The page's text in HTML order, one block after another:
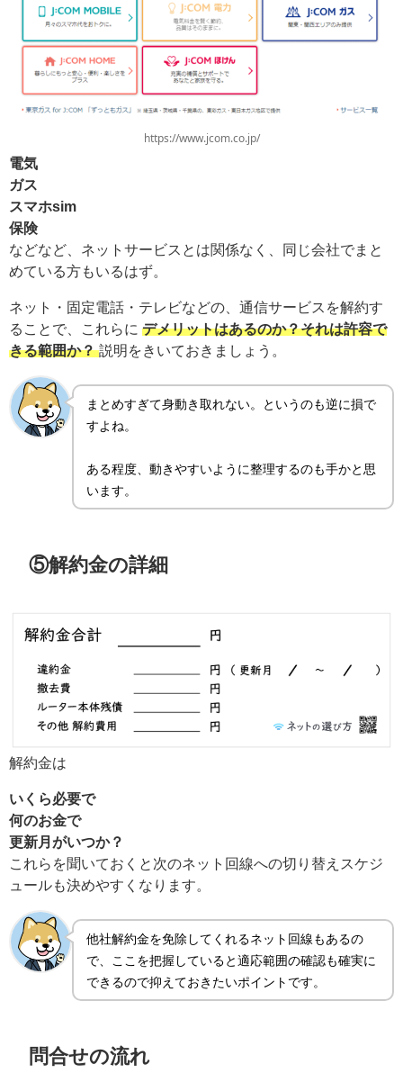
https://www.jcom.co.jp/
電気
ガス
スマホsim
保険
などなど、ネットサービスとは関係なく、同じ会社でまと
めている方もいるはず。
ネット・固定電話・テレビなどの、通信サービスを解約す
ることで、これらに デメリットはあるのか？それは許容で
きる範囲か？ 説明をきいておきましょう。
まとめすぎて身動き取れない。というのも逆に損で
すよね。
ある程度、動きやすいように整理するのも手かと思
います。
⑤解約金の詳細
解約金は
いくら必要で
何のお金で
更新月がいつか？
これらを聞いておくと次のネット回線への切り替えスケジ
ュールも決めやすくなります。
他社解約金を免除してくれるネット回線もあるの
で、ここを把握していると適応範囲の確認も確実に
できるので抑えておきたいポイントです。
問合せの流れ